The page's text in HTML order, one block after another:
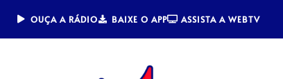
OUÇA A RÁDIO BAIXE O APP ASSISTA A WEBTV